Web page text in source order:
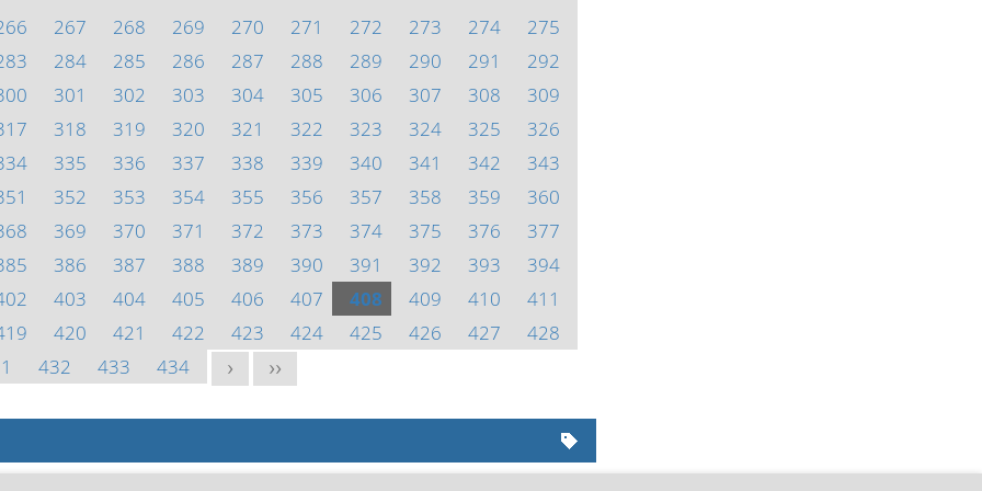
267 268 269 270 271 272 273 274
275
284 285 286 287 288 289 290 291
292
301 302 303 304 305 306 307 308
309
318 319 320 321 322 323 324 325
326
335 336 337 338 339 340 341 342
343
352 353 354 355 356 357 358 359
360
369 370 371 372 373 374 375 376
377
386 387 388 389 390 391 392 393
394
403 404 405 406 407 408 409 410
411
420 421 422 423 424 425 426 427
428
432 433 434 > >>